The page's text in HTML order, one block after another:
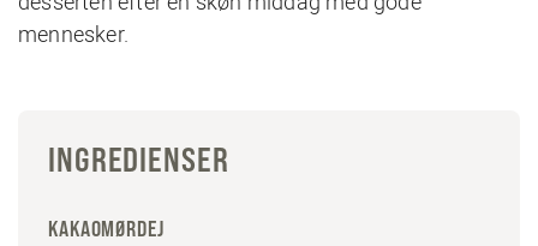
mennesker.
INGREDIENSER
KAKAOMØRDEJ